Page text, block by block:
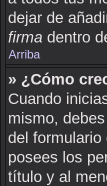
dejar de
firma dentro
Arriba
» ¿Cómo
Cuando
mismo,
del
posees los
título y al